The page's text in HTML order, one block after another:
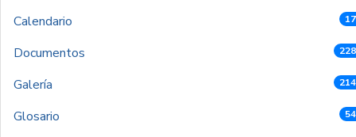
Calendario
Documentos
Galería
Glosario